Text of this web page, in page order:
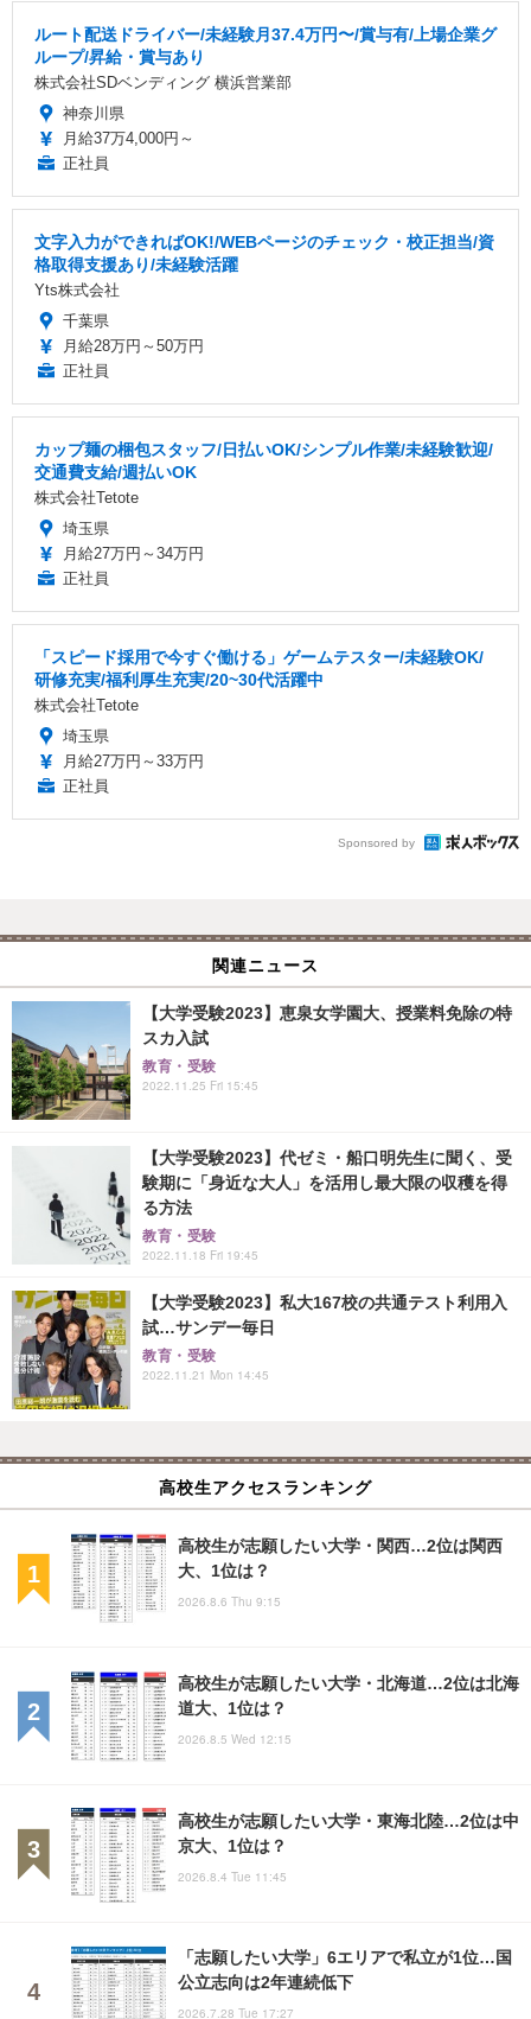
ルート配送ドライバー/未経験月37.4万円〜/賞与有/上場企業グ
ループ/昇給・賞与あり
株式会社SDベンディング 横浜営業部
神奈川県
月給37万4,000円～
正社員
文字入力ができればOK!/WEBページのチェック・校正担当/資
格取得支援あり/未経験活躍
Yts株式会社
千葉県
月給28万円～50万円
正社員
カップ麺の梱包スタッフ/日払いOK/シンプル作業/未経験歓迎/
交通費支給/週払いOK
株式会社Tetote
埼玉県
月給27万円～34万円
正社員
「スピード採用で今すぐ働ける」ゲームテスター/未経験OK/
研修充実/福利厚生充実/20~30代活躍中
株式会社Tetote
埼玉県
月給27万円～33万円
正社員
Sponsored by
関連ニュース
【大学受験2023】恵泉女学園大、授業料免除の特
スカ入試
教育・受験
2022.11.25 Fri 15:45
【大学受験2023】代ゼミ・船口明先生に聞く、受
験期に「身近な大人」を活用し最大限の収穫を得
る方法
教育・受験
2022.11.18 Fri 19:45
【大学受験2023】私大167校の共通テスト利用入
試…サンデー毎日
教育・受験
2022.11.21 Mon 14:45
高校生アクセスランキング
高校生が志願したい大学・関西…2位は関西
大、1位は？
2026.8.6 Thu 9:15
高校生が志願したい大学・北海道…2位は北海
道大、1位は？
2026.8.5 Wed 12:15
高校生が志願したい大学・東海北陸…2位は中
京大、1位は？
2026.8.4 Tue 11:45
「志願したい大学」6エリアで私立が1位…国
公立志向は2年連続低下
2026.7.28 Tue 17:27